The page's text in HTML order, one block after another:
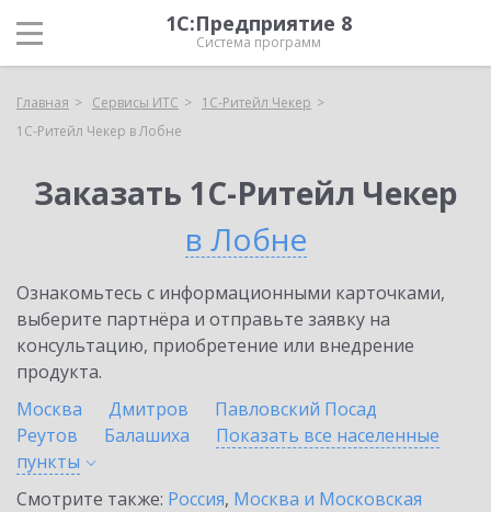
1С:Предприятие 8
Система программ
Главная Сервисы ИТС
1C-Ритейл Чекер
1C-Ритейл Чекер в Лобне
Заказать 1C-Ритейл Чекер
в Лобне
Ознакомьтесь с информационными карточками,
выберите партнёра и отправьте заявку на
консультацию, приобретение или внедрение
продукта.
Москва
Дмитров
Павловский Посад
Реутов
Балашиха
Показать все населенные
пункты
Смотрите также: Россия, Москва и Московская